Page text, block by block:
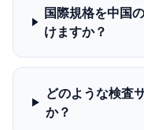
国際規格を中国
けますか？
どのような検査
か？